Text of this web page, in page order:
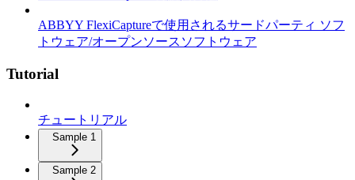
ABBYY FlexiCaptureで使用されるサードパーティ ソフ
トウェア/オープンソースソフトウェア
Tutorial
チュートリアル
Sample 1
Sample 2